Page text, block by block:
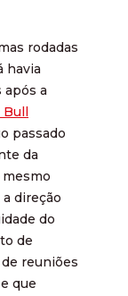
rodadas
havia
após a
Bull
passado
da
mesmo
direção
do
de
reuniões
que